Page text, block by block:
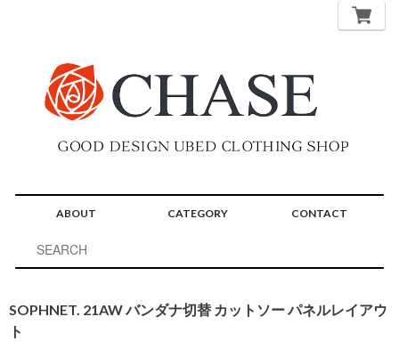
ABOUT CATEGORY CONTACT
SOPHNET. 21AW バンダナ切替 カットソー パネルレイアウ
ト